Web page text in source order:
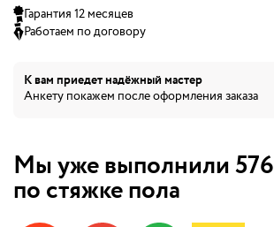
Гарантия 12 месяцев
Работаем по договору
К вам приедетнадёжный мастер
Анкету покажем после оформления заказа
Мы уже выполнили576
по стяжке пола